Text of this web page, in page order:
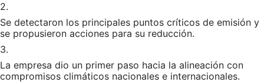
2.
Se detectaron los principales puntos críticos de emisión y
se propusieron acciones para su reducción.
3.
La empresa dio un primer paso hacia la alineación con
compromisos climáticos nacionales e internacionales.